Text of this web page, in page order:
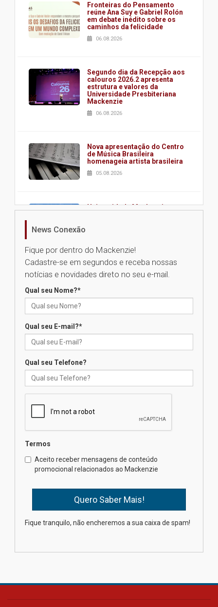
Fronteiras do Pensamento
reúne Ana Suy e Gabriel Rolón
em debate inédito sobre os
caminhos da felicidade
06.08.2026
Segundo dia da Recepção aos
calouros 2026.2 apresenta
estrutura e valores da
Universidade Presbiteriana
Mackenzie
06.08.2026
Nova apresentação do Centro
de Música Brasileira
homenageia artista brasileira
05.08.2026
Universidade Mackenzie
Seminário discute desafios
das novas tecnologias em
calouros do segundo semestre
Brasília prepara seus
mesmo do Ensino Médio
Como os pais podem investir
na educação dos filhos além da
escola
Transformadora reúne
News Conexão
Fique por dentro do Mackenzie!
Cadastre-se em segundos e receba nossas
notícias e novidades direto no seu e-mail.
Qual seu Nome?*
Qual seu E-mail?*
Qual seu Telefone?
Termos
Aceito receber mensagens de conteúdo
promocional relacionados ao Mackenzie
Fique tranquilo, não encheremos a sua caixa de spam!